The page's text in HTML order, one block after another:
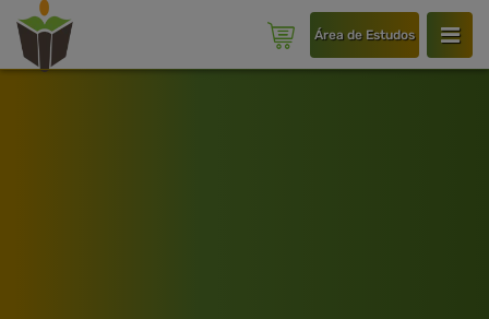
Área de Estudos